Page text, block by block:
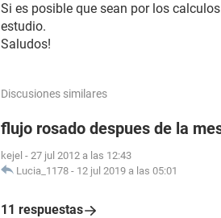
Si es posible que sean por los
estudio.
Saludos!
Discusiones similares
flujo rosado despues de la
kejel - 27 jul 2012 a las 12:43
Lucia_1178 - 12 jul 2019 a las 05:01
11 respuestas